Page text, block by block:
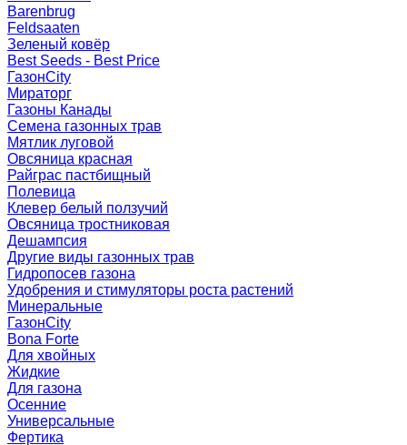
Barenbrug
Feldsaaten
Зеленый ковёр
Best Seeds - Best Price
ГазонCity
Мираторг
Газоны Канады
Семена газонных трав
Мятлик луговой
Овсяница красная
Райграс пастбищный
Полевица
Клевер белый ползучий
Овсяница тростниковая
Дешампсия
Другие виды газонных трав
Гидропосев газона
Удобрения и стимуляторы роста растений
Минеральные
ГазонCity
Bona Forte
Для хвойных
Жидкие
Для газона
Осенние
Универсальные
Фертика